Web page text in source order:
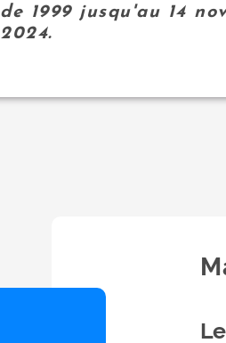
de 1999 jusqu'au 14
2024.